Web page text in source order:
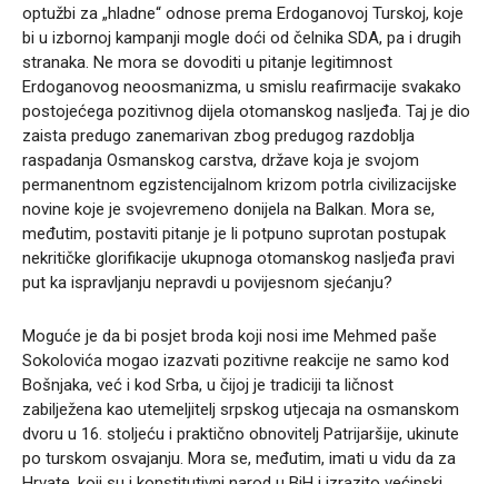
optužbi za „hladne“ odnose prema Erdoganovoj Turskoj, koje
bi u izbornoj kampanji mogle doći od čelnika SDA, pa i drugih
stranaka. Ne mora se dovoditi u pitanje legitimnost
Erdoganovog neoosmanizma, u smislu reafirmacije svakako
postojećega pozitivnog dijela otomanskog nasljeđa. Taj je dio
zaista predugo zanemarivan zbog predugog razdoblja
raspadanja Osmanskog carstva, države koja je svojom
permanentnom egzistencijalnom krizom potrla civilizacijske
novine koje je svojevremeno donijela na Balkan. Mora se,
međutim, postaviti pitanje je li potpuno suprotan postupak
nekritičke glorifikacije ukupnoga otomanskog nasljeđa pravi
put ka ispravljanju nepravdi u povijesnom sjećanju?
Moguće je da bi posjet broda koji nosi ime Mehmed paše
Sokolovića mogao izazvati pozitivne reakcije ne samo kod
Bošnjaka, već i kod Srba, u čijoj je tradiciji ta ličnost
zabilježena kao utemeljitelj srpskog utjecaja na osmanskom
dvoru u 16. stoljeću i praktično obnovitelj Patrijaršije, ukinute
po turskom osvajanju. Mora se, međutim, imati u vidu da za